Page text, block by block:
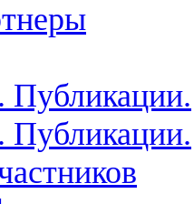
Публикации.